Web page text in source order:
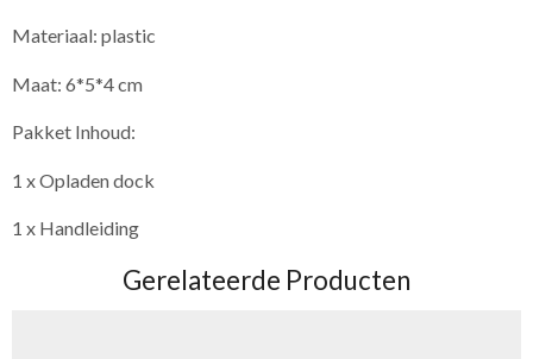
Materiaal: plastic
Maat: 6*5*4 cm
Pakket Inhoud:
1 x Opladen dock
1 x Handleiding
Gerelateerde Producten